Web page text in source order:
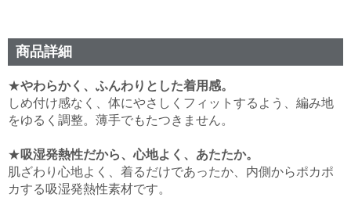
商品詳細
★やわらかく、ふんわりとした着用感。
しめ付け感なく、体にやさしくフィットするよう、編み地
をゆるく調整。薄手でもたつきません。
★吸湿発熱性だから、心地よく、あたたか。
肌ざわり心地よく、着るだけであったか、内側からポカポ
カする吸湿発熱性素材です。